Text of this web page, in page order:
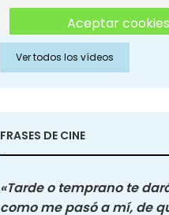
Aceptar cookies
Aceptar cookies de
Sociales
Ver todos los vídeos
FRASES DE CINE
«Tarde o temprano te
como me pasó a mí, de